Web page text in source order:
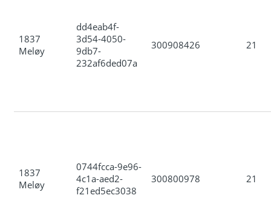
1837
Meløy
dd4eab4f-
3d54-4050-
9db7-
232af6ded07a
300908426 21
1837
Meløy
0744fcca-9e96-
4c1a-aed2-
f21ed5ec3038
300800978 21